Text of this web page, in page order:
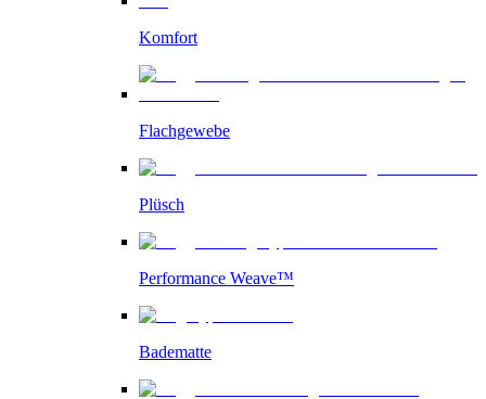
Komfort
Flachgewebe
Plüsch
Performance Weave™
Badematte